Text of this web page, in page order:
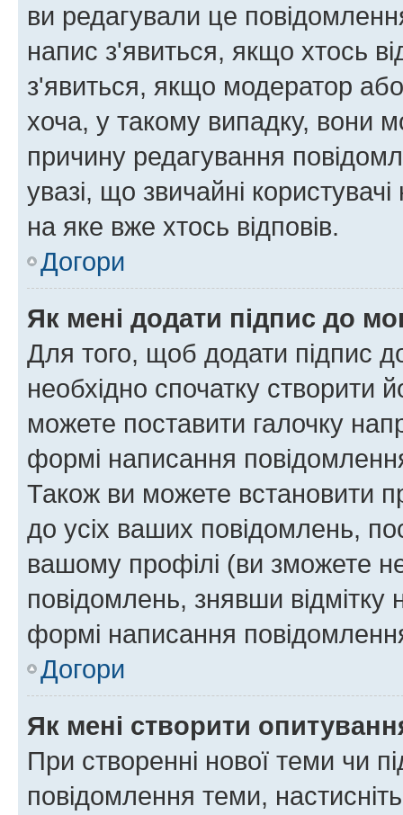
ви редагували це
напис з'явиться, якщо хтось
з'явиться, якщо модератор
хоча, у такому випадку, вони
причину редагування
увазі, що звичайні
на яке вже хтось відповів.
Догори
Як мені додати підпис до
Для того, щоб додати підпис
необхідно спочатку створити
можете поставити галочку
формі написання
Також ви можете встановити
до усіх ваших повідомлень,
вашому профілі (ви зможете
повідомлень, знявши відмітку
формі написання
Догори
Як мені створити
При створенні нової теми чи
повідомлення теми,